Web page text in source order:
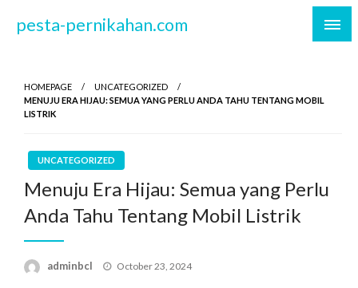
pesta-pernikahan.com
HOMEPAGE
UNCATEGORIZED
MENUJU ERA HIJAU: SEMUA YANG PERLU ANDA TAHU TENTANG MOBIL
LISTRIK
UNCATEGORIZED
Menuju Era Hijau: Semua yang Perlu
Anda Tahu Tentang Mobil Listrik
adminbcl
Posted
October 23, 2024